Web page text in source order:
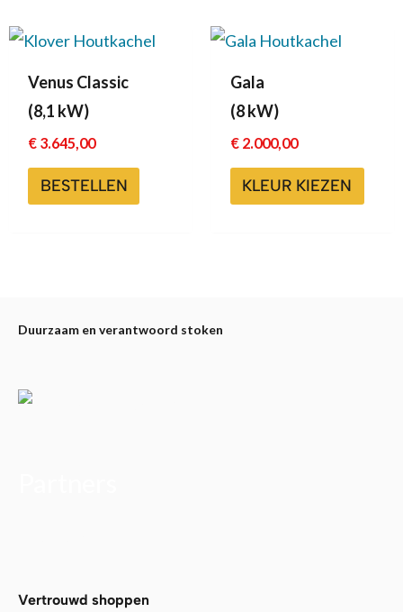
Venus Classic
(8,1 kW)
€ 3.645,00
BESTELLEN
Gala
(8 kW)
€2.000,00
KLEUR KIEZEN
Duurzaam en verantwoord stoken
Vertrouwd shoppen